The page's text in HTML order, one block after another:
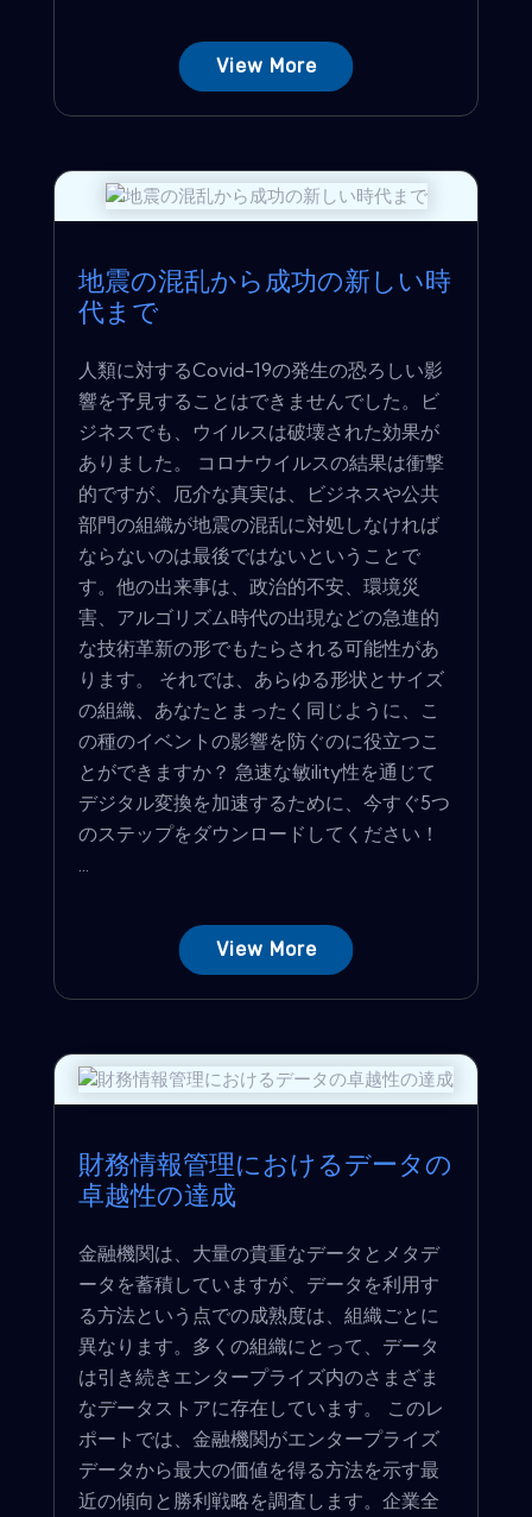
View More
地震の混乱から成功の新しい時
代まで
人類に対するCovid-19の発生の恐ろしい影
響を予見することはできませんでした。ビ
ジネスでも、ウイルスは破壊された効果が
ありました。 コロナウイルスの結果は衝撃
的ですが、厄介な真実は、ビジネスや公共
部門の組織が地震の混乱に対処しなければ
ならないのは最後ではないということで
す。他の出来事は、政治的不安、環境災
害、アルゴリズム時代の出現などの急進的
な技術革新の形でもたらされる可能性があ
ります。 それでは、あらゆる形状とサイズ
の組織、あなたとまったく同じように、こ
の種のイベントの影響を防ぐのに役立つこ
とができますか？ 急速な敏ility性を通じて
デジタル変換を加速するために、今すぐ5つ
のステップをダウンロードしてください！
View More
財務情報管理におけるデータの
卓越性の達成
金融機関は、大量の貴重なデータとメタデ
ータを蓄積していますが、データを利用す
る方法という点での成熟度は、組織ごとに
異なります。多くの組織にとって、データ
は引き続きエンタープライズ内のさまざま
なデータストアに存在しています。 このレ
ポートでは、金融機関がエンタープライズ
データから最大の価値を得る方法を示す最
近の傾向と勝利戦略を調査します。企業全